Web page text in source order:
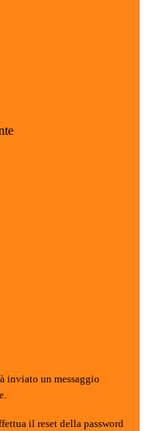
inviato un messaggio
il reset della password